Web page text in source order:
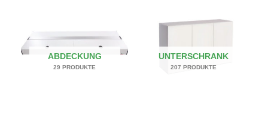
ABDECKUNG
29 PRODUKTE
UNTERSCHRANK
207 PRODUKTE